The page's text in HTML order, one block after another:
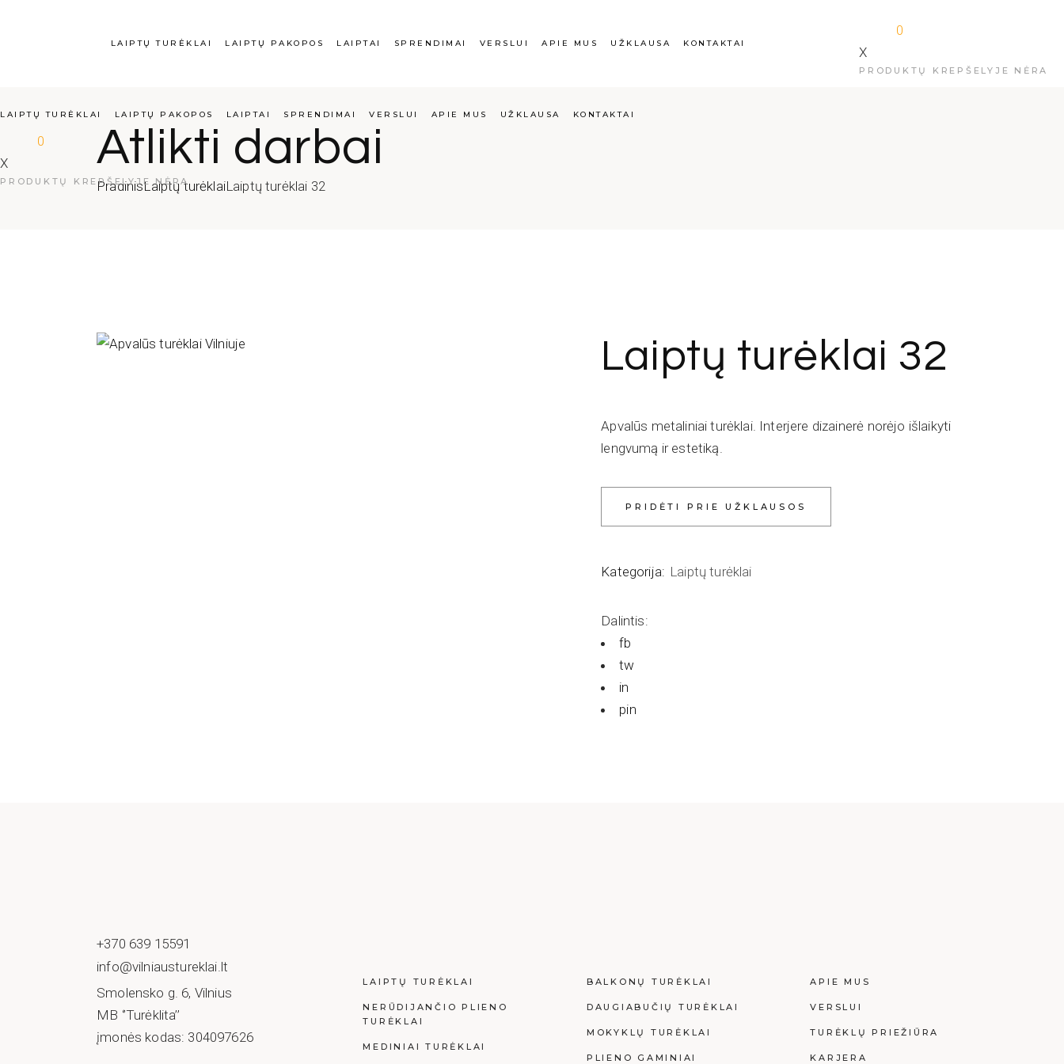
LAIPTŲ TURĖKLAI LAIPTŲ PAKOPOS LAIPTAI SPRENDIMAI VERSLUI APIE MUS UŽKLAUSA KONTAKTAI
0
X
PRODUKTŲ KREPŠELYJE NĖRA
LAIPTŲ TURĖKLAI LAIPTŲ PAKOPOS LAIPTAI SPRENDIMAI VERSLUI APIE MUS UŽKLAUSA KONTAKTAI
0
X
PRODUKTŲ KREPŠELYJE NĖRA
Atlikti darbai
PradinisLaiptų turėklaiLaiptų turėklai 32
Laiptų turėklai 32
PRIDĖTI PRIE UŽKLAUSOS
Kategorija: Laiptų turėklai
Dalintis:
fb
tw
in
pin
Apvalūs metaliniai turėklai. Interjere dizainerė norėjo išlaikyti
lengvumą ir estetiką.
+370 639 15591
info@vilniaustureklai.lt
Smolensko g. 6, Vilnius
MB ‘’Turėklita’’
įmonės kodas: 304097626
LAIPTŲ TURĖKLAI
NERŪDIJANČIO PLIENO
TURĖKLAI
MEDINIAI TURĖKLAI
BALKONŲ TURĖKLAI
DAUGIABUČIŲ TURĖKLAI
MOKYKLŲ TURĖKLAI
PLIENO GAMINIAI
APIE MUS
VERSLUI
TURĖKLŲ PRIEŽIŪRA
KARJERA